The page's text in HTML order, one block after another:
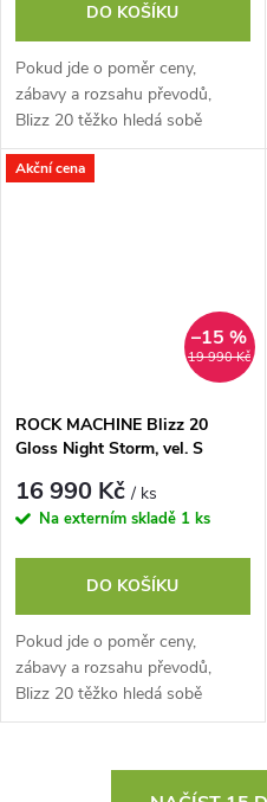
DO KOŠÍKU
Pokud jde o poměr ceny,
zábavy a rozsahu převodů,
Blizz 20 těžko hledá sobě
rovného soupeře. Shimano
CUES se dvěma převodníky,
Akční cena
19 990 Kč
–15 %
ROCK MACHINE Blizz 20
Gloss Night Storm, vel. S
16 990 Kč/ ks
Na externím skladě 1 ks
DO KOŠÍKU
Pokud jde o poměr ceny,
zábavy a rozsahu převodů,
Blizz 20 těžko hledá sobě
rovného soupeře. Shimano
devíti pastorky a...